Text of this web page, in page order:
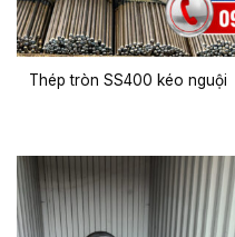
Thép tròn SS400 kéo nguội